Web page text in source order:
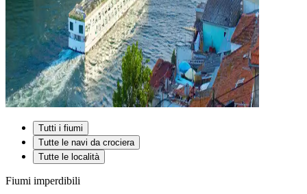
Tutti i fiumi
Tutte le navi da crociera
Tutte le località
Fiumi imperdibili